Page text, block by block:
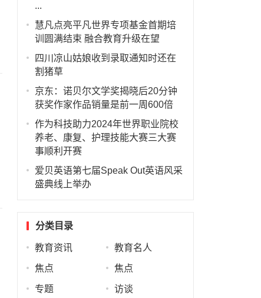
...
慧凡点亮平凡世界专项基金首期培
训圆满结束 融合教育升级在望
四川凉山姑娘收到录取通知时还在
割猪草
京东：诺贝尔文学奖揭晓后20分钟
获奖作家作品销量是前一周600倍
作为科技助力2024年世界职业院校
养老、康复、护理技能大赛三大赛
事顺利开赛
爱贝英语第七届Speak Out英语风采
盛典线上举办
分类目录
教育资讯 教育名人
焦点 焦点
专题 访谈